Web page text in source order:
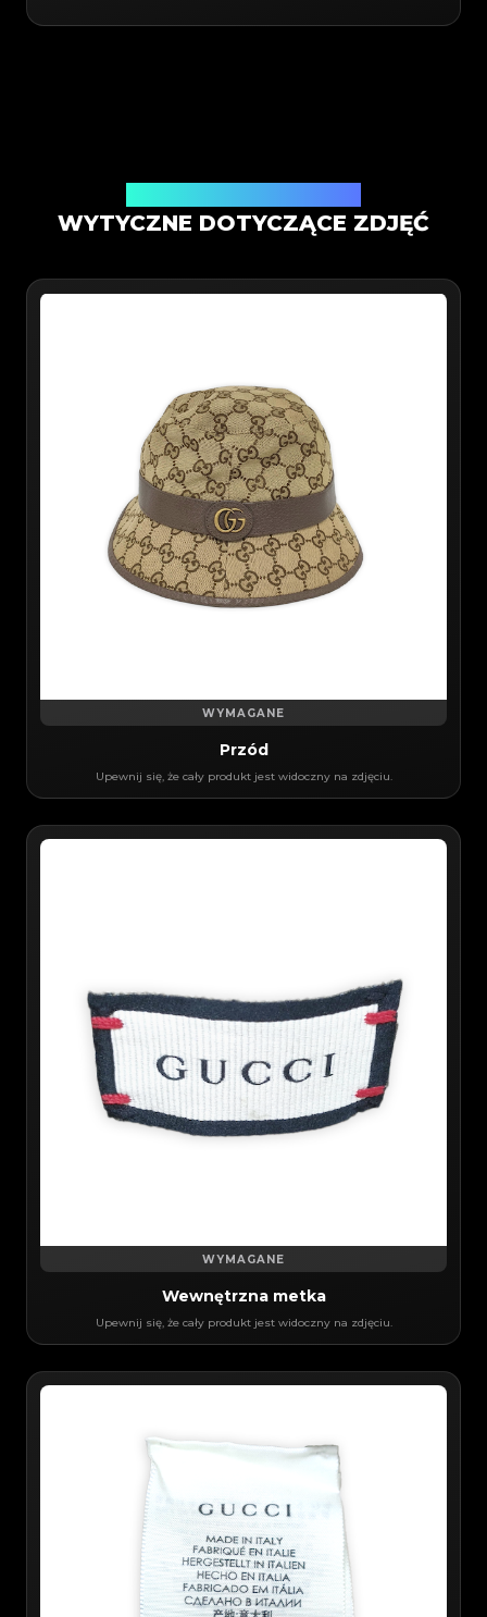
WYTYCZNE DOTYCZĄCE ZDJĘĆ
WYMAGANE
Przód
Upewnij się, że cały produkt jest widoczny na zdjęciu.
WYMAGANE
Wewnętrzna metka
Upewnij się, że cały produkt jest widoczny na zdjęciu.